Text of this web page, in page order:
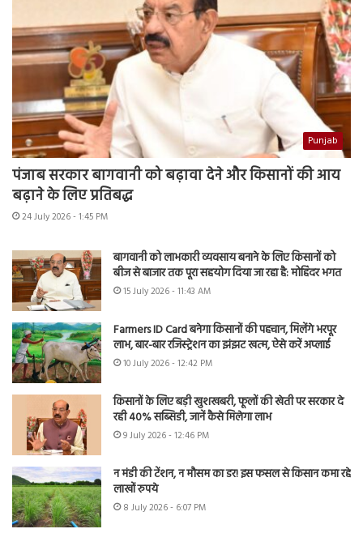
Punjab
पंजाब सरकार बागवानी को बढ़ावा देने और किसानों की आय
बढ़ाने के लिए प्रतिबद्ध
24 July 2026 - 1:45 PM
बागवानी को लाभकारी व्यवसाय बनाने के लिए किसानों को
बीज से बाजार तक पूरा सहयोग दिया जा रहा है: मोहिंदर भगत
15 July 2026 - 11:43 AM
Farmers ID Card बनेगा किसानों की पहचान, मिलेंगे भरपूर
लाभ, बार-बार रजिस्ट्रेशन का झंझट खत्म, ऐसे करें अप्लाई
10 July 2026 - 12:42 PM
किसानों के लिए बड़ी खुशखबरी, फूलों की खेती पर सरकार दे
रही 40% सब्सिडी, जानें कैसे मिलेगा लाभ
9 July 2026 - 12:46 PM
न मंडी की टेंशन, न मौसम का डर! इस फसल से किसान कमा रहे
लाखों रुपये
8 July 2026 - 6:07 PM